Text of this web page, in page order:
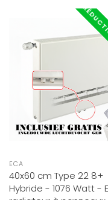
ECA
40x60 cm Type 22 8+
Hybride - 1076 Watt -